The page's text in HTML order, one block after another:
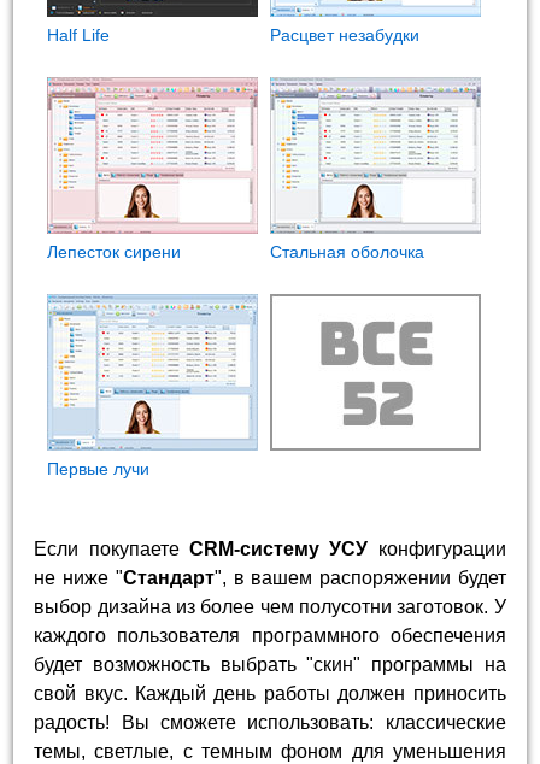
Half Life Расцвет незабудки
Лепесток сирени Стальная оболочка
Первые лучи
Если покупаете CRM-систему УСУ конфигурации
не ниже "Стандарт", в вашем распоряжении будет
выбор дизайна из более чем полусотни заготовок. У
каждого пользователя программного обеспечения
будет возможность выбрать "скин" программы на
свой вкус. Каждый день работы должен приносить
радость! Вы сможете использовать: классические
темы, светлые, с темным фоном для уменьшения